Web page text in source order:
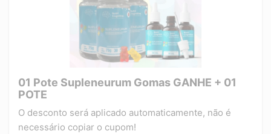
01 Pote Supleneurum Gomas GANHE + 01
POTE
O desconto será aplicado automaticamente, não é
necessário copiar o cupom!